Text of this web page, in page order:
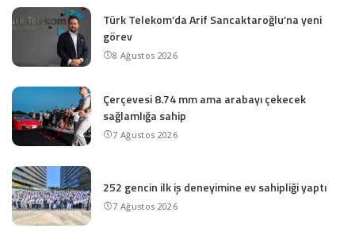
Türk Telekom’da Arif Sancaktaroğlu’na yeni
görev
8 Ağustos 2026
Çerçevesi 8.74 mm ama arabayı çekecek
sağlamlığa sahip
7 Ağustos 2026
252 gencin ilk iş deneyimine ev sahipliği yaptı
7 Ağustos 2026